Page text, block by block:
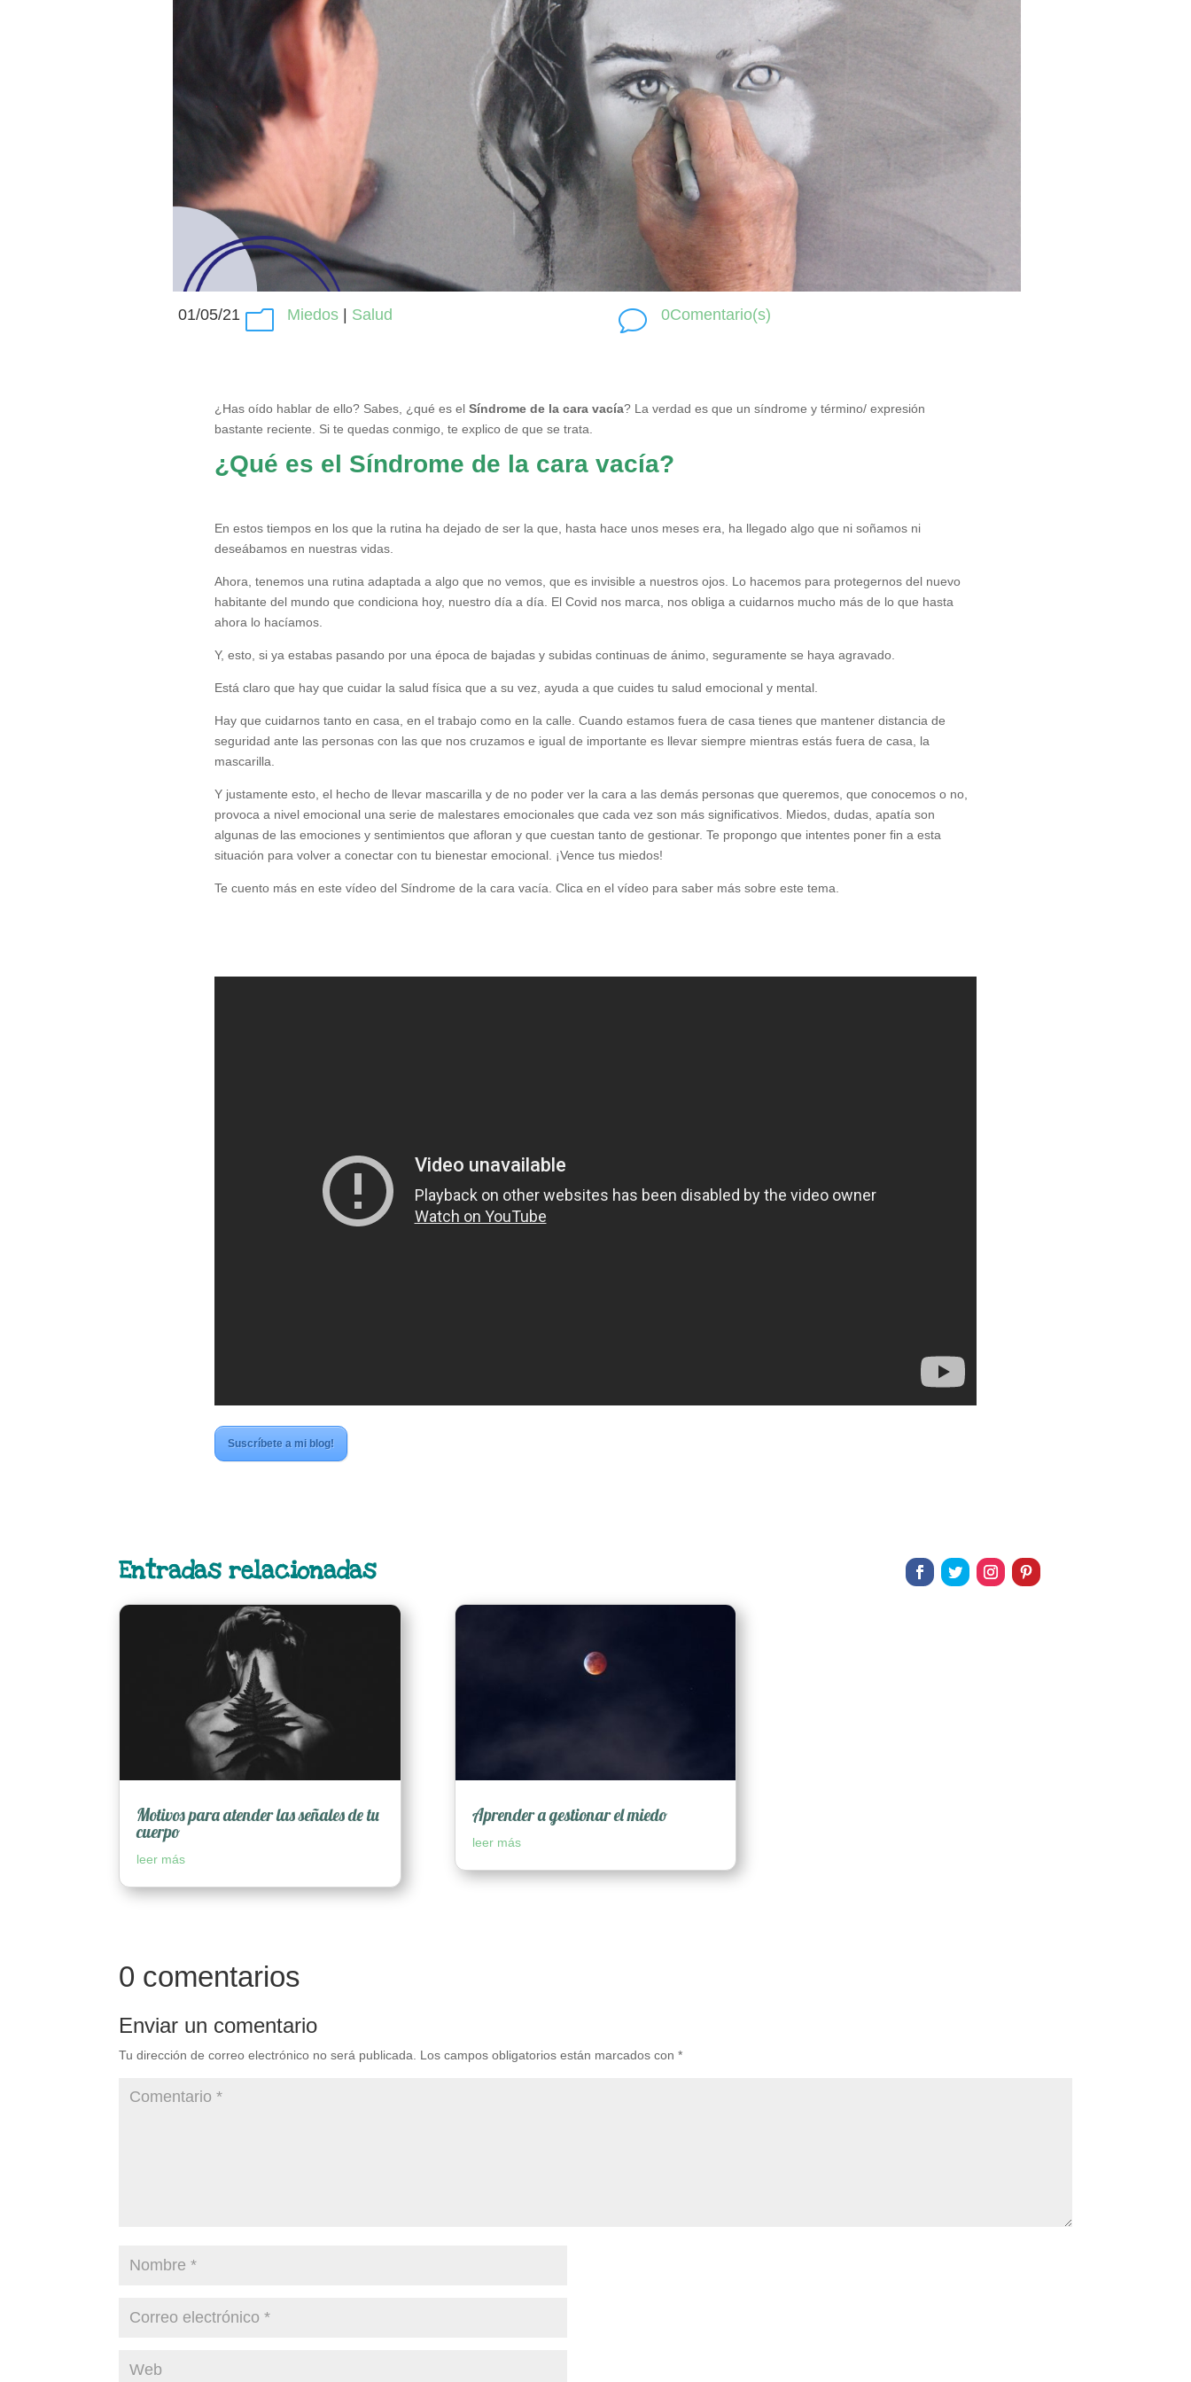
01/05/21 m Miedos| Salud v 0Comentario(s)
¿Has oído hablar de ello? Sabes, ¿qué es el Síndrome de la cara vacía? La verdad es que un síndrome y término/ expresión
bastante reciente. Si te quedas conmigo, te explico de que se trata.
¿Qué es el Síndrome de la cara vacía?
En estos tiempos en los que la rutina ha dejado de ser la que, hasta hace unos meses era, ha llegado algo que ni soñamos ni
deseábamos en nuestras vidas.
Ahora, tenemos una rutina adaptada a algo que no vemos, que es invisible a nuestros ojos. Lo hacemos para protegernos del nuevo
habitante del mundo que condiciona hoy, nuestro día a día. El Covid nos marca, nos obliga a cuidarnos mucho más de lo que hasta
ahora lo hacíamos.
Y, esto, si ya estabas pasando por una época de bajadas y subidas continuas de ánimo, seguramente se haya agravado.
Está claro que hay que cuidar la salud física que a su vez, ayuda a que cuides tu salud emocional y mental.
Hay que cuidarnos tanto en casa, en el trabajo como en la calle. Cuando estamos fuera de casa tienes que mantener distancia de
seguridad ante las personas con las que nos cruzamos e igual de importante es llevar siempre mientras estás fuera de casa, la
mascarilla.
Y justamente esto, el hecho de llevar mascarilla y de no poder ver la cara a las demás personas que queremos, que conocemos o no,
provoca a nivel emocional una serie de malestares emocionales que cada vez son más significativos. Miedos, dudas, apatía son
algunas de las emociones y sentimientos que afloran y que cuestan tanto de gestionar. Te propongo que intentes poner fin a esta
situación para volver a conectar con tu bienestar emocional. ¡Vence tus miedos!
Te cuento más en este vídeo del Síndrome de la cara vacía. Clica en el vídeo para saber más sobre este tema.
Suscríbete a mi blog!
Entradas relacionadas
Motivos para atender las señales de tu
cuerpo
leer más
Aprender a gestionar el miedo
leer más
0 comentarios
Enviar un comentario
Tu dirección de correo electrónico no será publicada. Los campos obligatorios están marcados con*